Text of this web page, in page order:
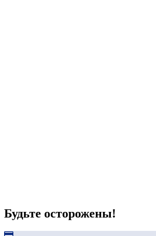
Будьте осторожены!